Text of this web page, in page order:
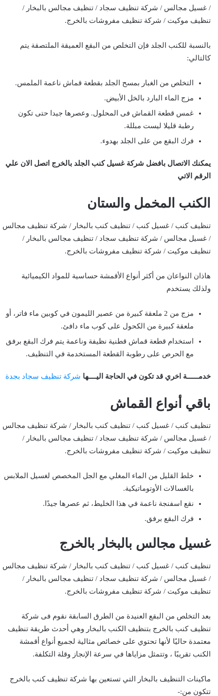
/ غسيل مجالس / شركة تنظيف سجاد / تنظيف مجالس بالبخار /
تنظيف موكيت / شركة تنظيف مفروشات بالخرج.
بالنسبة للكنب الجلد فإن التخلص من البقع العميقة الملتصقة يتم
كالتالي:
التخلص من الغبار بمسح الجلد بقطعة قماش ناعمة الملمس.
مزج الماء البارد بالخل الأبيض.
غمس قطعة القماش فى المحلول. وعصرها جيدا حتى تكون
رطبة قليلا ليست مبللة.
فرك البقع من على الجلد بهدوء.
يمكنك الاتصال بافضل شركة غسيل كنب الجلد بالخرج اتصل الان علي
الرقم الاتي
الكنب المخمل والستان
تنظيف كنب / غسيل كنب / تنظيف كنب بالبخار / شركة تنظيف مجالس
/ غسيل مجالس / شركة تنظيف سجاد / تنظيف مجالس بالبخار /
تنظيف موكيت / شركة تنظيف مفروشات بالخرج.
هاذان النواعان من أكثر أنواع الأقمشة حساسية للمواد الكيميائية
ولذلك يستخدم
مزج من 2 ملعقة كبيرة من عصير الليمون في كوبين ماء فاتر، أو
ملعقة كبيرة من الكحول على كوب ماء دافئ.
استخدام قطعة قماش قطنية نظيفة وناعمة يتم فرك البقع برفق
مع الحرص على رطوبة القطعة المستخدمة في التنظيف.
خدمــــــة اخري قد تكون في الحاجة اليــــها شركة تنظيف سجاد بجدة
باقي أنواع القماش
تنظيف كنب / غسيل كنب / تنظيف كنب بالبخار / شركة تنظيف مجالس
/ غسيل مجالس / شركة تنظيف سجاد / تنظيف مجالس بالبخار /
تنظيف موكيت / شركة تنظيف مفروشات بالخرج.
خلط القليل من الماء المغلي مع الجل المخصص لغسيل الملابس
بالغسالات الأوتوماتيكية.
نقع اسفنجة ناعمة في هذا الخليط، ثم عصرها جيدًا.
فرك البقع برفق.
غسيل مجالس بالبخار بالخرج
تنظيف كنب / غسيل كنب / تنظيف كنب بالبخار / شركة تنظيف مجالس
/ غسيل مجالس / شركة تنظيف سجاد / تنظيف مجالس بالبخار /
تنظيف موكيت / شركة تنظيف مفروشات بالخرج.
بعد التخلص من البقع العنيدة من الطرق السابقة نقوم فى شركة
تنظيف كنب بالخرج بتنظيف الكنب بالبخار وهي أحدث طريقة تنظيف
معتمدة حاليًا لأنها تحتوي على خصائص مثالية لجميع أنواع أقمشة
الكنب تقريبًا ، وتتمثل مزاياها في سرعة الإنجاز وقلة التكلفة.
ماكينات التنظيف بالبخار التي تستعين بها شركة تنظيف كنب بالخرج
تتكون من:-